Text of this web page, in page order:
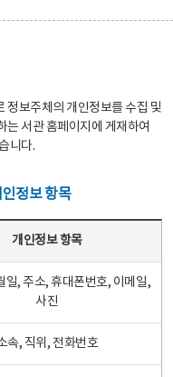
정보주체의 개인정보를 수집 및
는 서관 홈페이지에 게재하여
니다.
정보 항목
개인정보 항목
일, 주소, 휴대폰번호, 이메일,
사진
속, 직위, 전화번호